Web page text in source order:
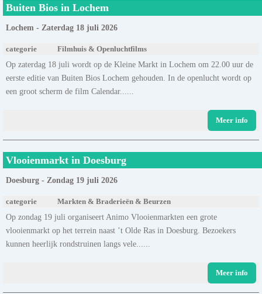
Buiten Bios in Lochem
Lochem - Zaterdag 18 juli 2026
categorie Filmhuis & Openluchtfilms
Op zaterdag 18 juli wordt op de Kleine Markt in Lochem om 22.00 uur de
eerste editie van Buiten Bios Lochem gehouden. In de openlucht wordt op
een groot scherm de film Calendar......
Meer info
Vlooienmarkt in Doesburg
Doesburg - Zondag 19 juli 2026
categorie Markten & Braderieën & Beurzen
Op zondag 19 juli organiseert Animo Vlooienmarkten een grote
vlooienmarkt op het terrein naast ’t Olde Ras in Doesburg. Bezoekers
kunnen heerlijk rondstruinen langs vele......
Meer info